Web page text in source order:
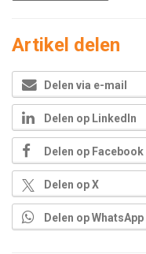
Artikel delen
Delen via e-mail
Delen op LinkedIn
Delen op Facebook
Delen op X
Delen op WhatsApp